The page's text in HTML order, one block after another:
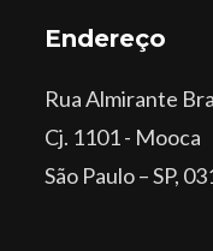
Endereço
Rua Almirante
Cj. 1101 - Mooca
São Paulo – SP,